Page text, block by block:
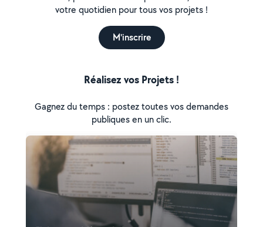
votre quotidien pour tous vos projets !
M'inscrire
Réalisez vos Projets !
Gagnez du temps : postez toutes vos demandes
publiques en un clic.